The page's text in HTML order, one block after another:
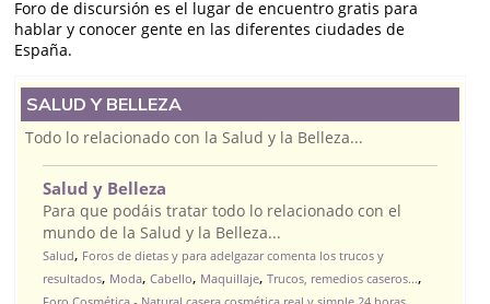
Foro de discursión es el lugar de encuentro gratis para
hablar y conocer gente en las diferentes ciudades de
España.
SALUD Y BELLEZA
Todo lo relacionado con la Salud y la Belleza...
Salud y Belleza
Para que podáis tratar todo lo relacionado con el
mundo de la Salud y la Belleza...
Salud, Foros de dietas y para adelgazar comenta los trucos y
resultados, Moda, Cabello, Maquillaje, Trucos, remedios caseros...,